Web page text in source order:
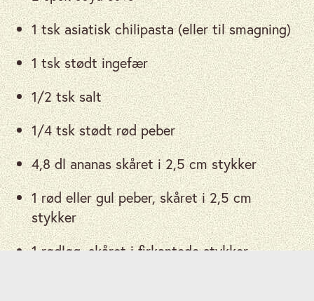
1 tsk asiatisk chilipasta (eller til smagning)
1 tsk stødt ingefær
1/2 tsk salt
1/4 tsk stødt rød peber
4,8 dl ananas skåret i 2,5 cm stykker
1 rød eller gul peber, skåret i 2,5 cm
stykker
1 rødløg, skåret i firkantede stykker